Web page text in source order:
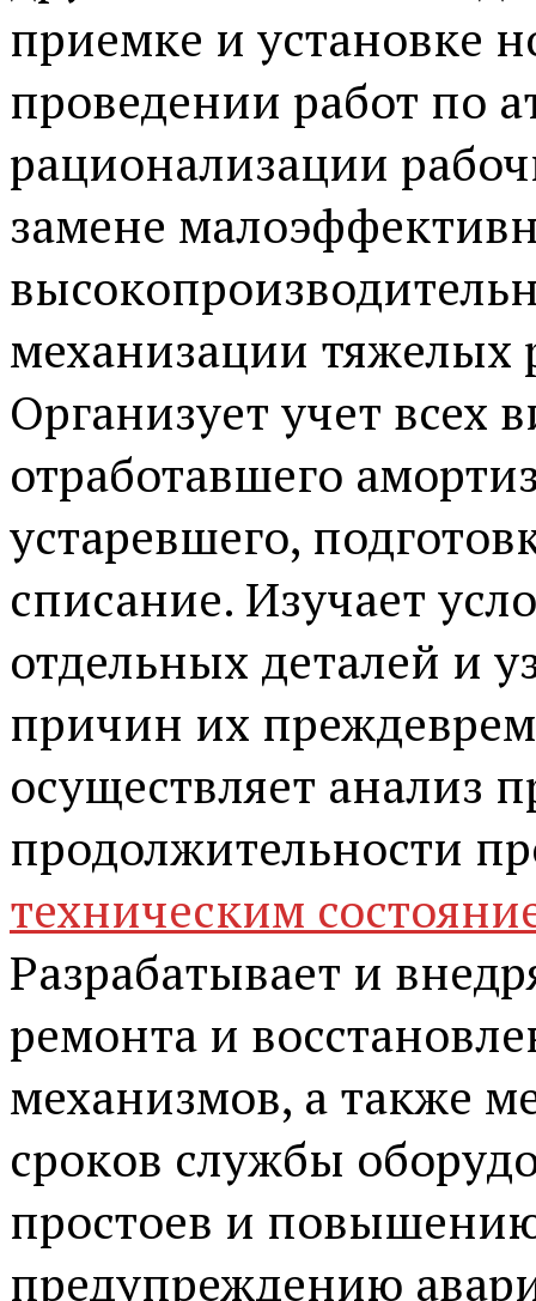
приемке и установке
проведении работ по
рационализации
замене
механизации тяжелых
Организует учет всех
отработавшего
устаревшего,
списание. Изучает
отдельных деталей и
причин их
осуществляет анализ
продолжительности
техническим
Разрабатывает и
ремонта и
механизмов, а также
сроков службы
простоев и
предупреждению